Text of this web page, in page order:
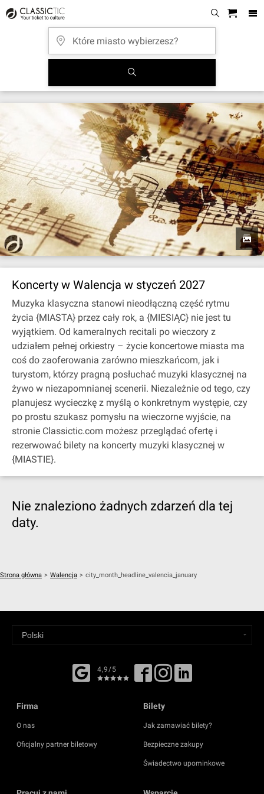
Koncerty w Walencja w styczeń 2027
Muzyka klasyczna stanowi nieodłączną część rytmu
życia {MIASTA} przez cały rok, a {MIESIĄC} nie jest tu
wyjątkiem. Od kameralnych recitali po wieczory z
udziałem pełnej orkiestry – życie koncertowe miasta ma
coś do zaoferowania zarówno mieszkańcom, jak i
turystom, którzy pragną posłuchać muzyki klasycznej na
żywo w niezapomnianej scenerii. Niezależnie od tego, czy
planujesz wycieczkę z myślą o konkretnym występie, czy
po prostu szukasz pomysłu na wieczorne wyjście, na
stronie Classictic.com możesz przeglądać ofertę i
rezerwować bilety na koncerty muzyki klasycznej w
{MIASTIE}.
Nie znaleziono żadnych zdarzeń dla tej
daty.
Strona główna > Walencja > city_month_headline_valencia_january
4,9/5
Firma
O nas
Oficjalny partner biletowy
Bilety
Jak zamawiać bilety?
Bezpieczne zakupy
Świadectwo upominkowe